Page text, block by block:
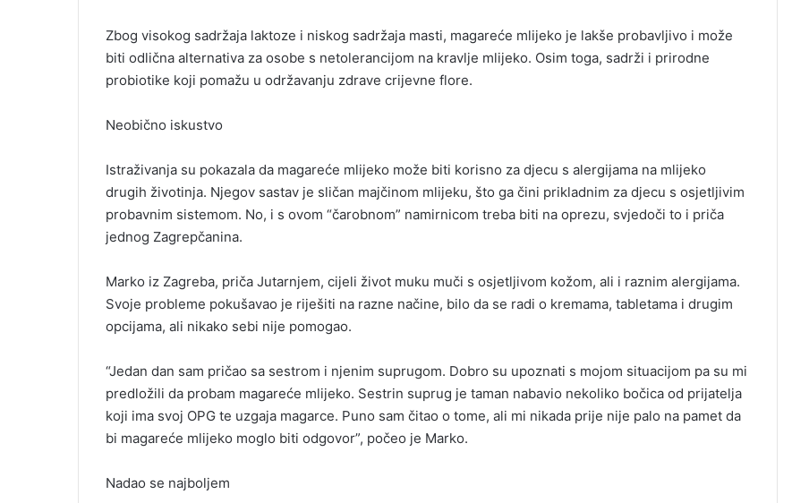
Zbog visokog sadržaja laktoze i niskog sadržaja masti, magareće mlijeko je lakše probavljivo i može
biti odlična alternativa za osobe s netolerancijom na kravlje mlijeko. Osim toga, sadrži i prirodne
probiotike koji pomažu u održavanju zdrave crijevne flore.
Neobično iskustvo
Istraživanja su pokazala da magareće mlijeko može biti korisno za djecu s alergijama na mlijeko
drugih životinja. Njegov sastav je sličan majčinom mlijeku, što ga čini prikladnim za djecu s osjetljivim
probavnim sistemom. No, i s ovom “čarobnom” namirnicom treba biti na oprezu, svjedoči to i priča
jednog Zagrepčanina.
Marko iz Zagreba, priča Jutarnjem, cijeli život muku muči s osjetljivom kožom, ali i raznim alergijama.
Svoje probleme pokušavao je riješiti na razne načine, bilo da se radi o kremama, tabletama i drugim
opcijama, ali nikako sebi nije pomogao.
“Jedan dan sam pričao sa sestrom i njenim suprugom. Dobro su upoznati s mojom situacijom pa su mi
predložili da probam magareće mlijeko. Sestrin suprug je taman nabavio nekoliko bočica od prijatelja
koji ima svoj OPG te uzgaja magarce. Puno sam čitao o tome, ali mi nikada prije nije palo na pamet da
bi magareće mlijeko moglo biti odgovor”, počeo je Marko.
Nadao se najboljem